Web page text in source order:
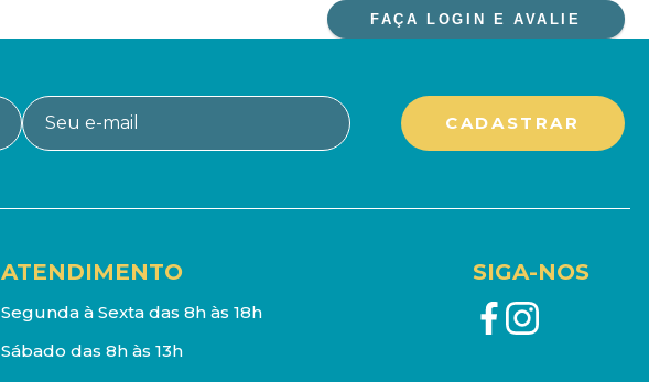
FAÇA LOGIN E AVALIE
ATENDIMENTO
Segunda à Sexta das 8h às 18h
Sábado das 8h às 13h
SIGA-NOS